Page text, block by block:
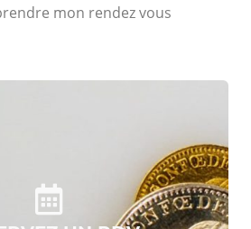
mon rendez vous